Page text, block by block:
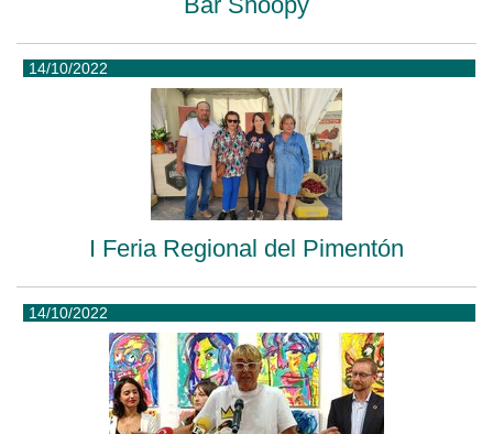
14/10/2022
I Feria Regional del Pimentón
14/10/2022